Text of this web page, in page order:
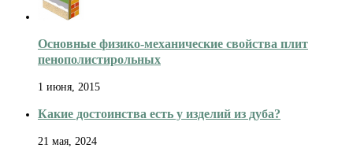
Основные физико-механические свойства плит
пенополистирольных
1 июня, 2015
Какие достоинства есть у изделий из дуба?
21 мая, 2024